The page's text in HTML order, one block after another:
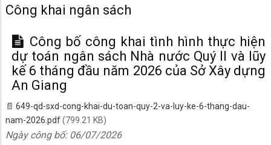
Công khai ngân sách
Công bố công khai tình hình thực hiện
dự toán ngân sách Nhà nước Quý II và lũy
kế 6 tháng đầu năm 2026 của Sở Xây dựng
An Giang
649-qd-sxd-cong-khai-du-toan-quy-2-va-luy-ke-6-thang-dau-
nam-2026.pdf(799.21 KB)
Ngày công bố: 06/07/2026